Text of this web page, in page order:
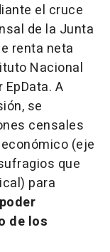
el cruce
de la Junta
renta neta
Nacional
A
se
censales
(eje
que
para
de los